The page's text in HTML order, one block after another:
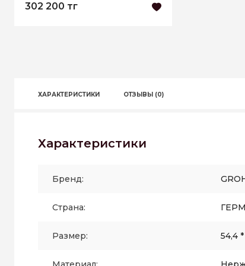
суперсталь
302 200 тг
ХАРАКТЕРИСТИКИ ОТЗЫВЫ (0)
Характеристики
Бренд:
Страна:
Размер: 54,4